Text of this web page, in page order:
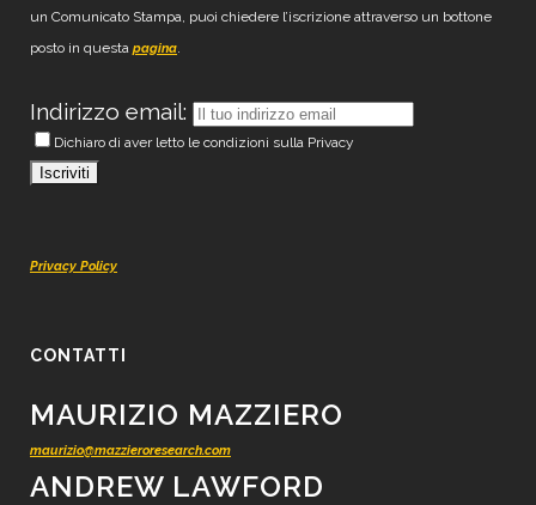
un Comunicato Stampa, puoi chiedere l’iscrizione attraverso un bottone
posto in questa pagina.
Indirizzo email:
Dichiaro di aver letto le condizioni sulla Privacy
Privacy Policy
CONTATTI
MAURIZIO MAZZIERO
maurizio@mazzieroresearch.com
ANDREW LAWFORD